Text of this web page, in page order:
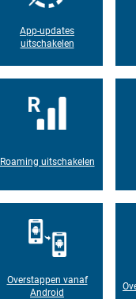
App-updates
uitschakelen
Roaming uitschakelen
Overstappen vanaf
Android